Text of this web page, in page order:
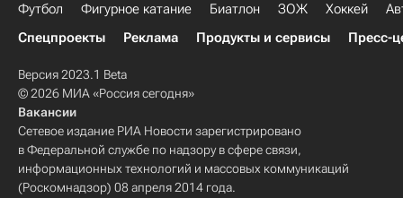
Футбол Фигурное катание Биатлон ЗОЖ Хоккей
Спецпроекты
Реклама Продукты и сервисы Пресс-
Версия 2023.1 Beta
© 2026 МИА «Россия сегодня»
Вакансии
Сетевое издание РИА Новости зарегистрировано
в Федеральной службе по надзору в сфере связи,
информационных технологий и массовых коммуникаций
(Роскомнадзор) 08 апреля 2014 года.